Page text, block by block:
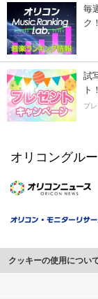
毎
ク！
試
ト！
プ
オリコングル
クッキーの使用につい
このサイトでは